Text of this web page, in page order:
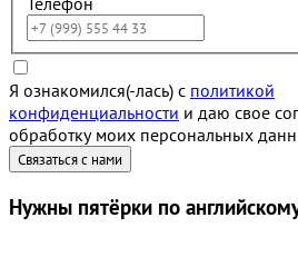
Я ознакомился(-лась) с политикой
конфиденциальности и даю свое
обработку моих персональных
Нужны пятёрки по